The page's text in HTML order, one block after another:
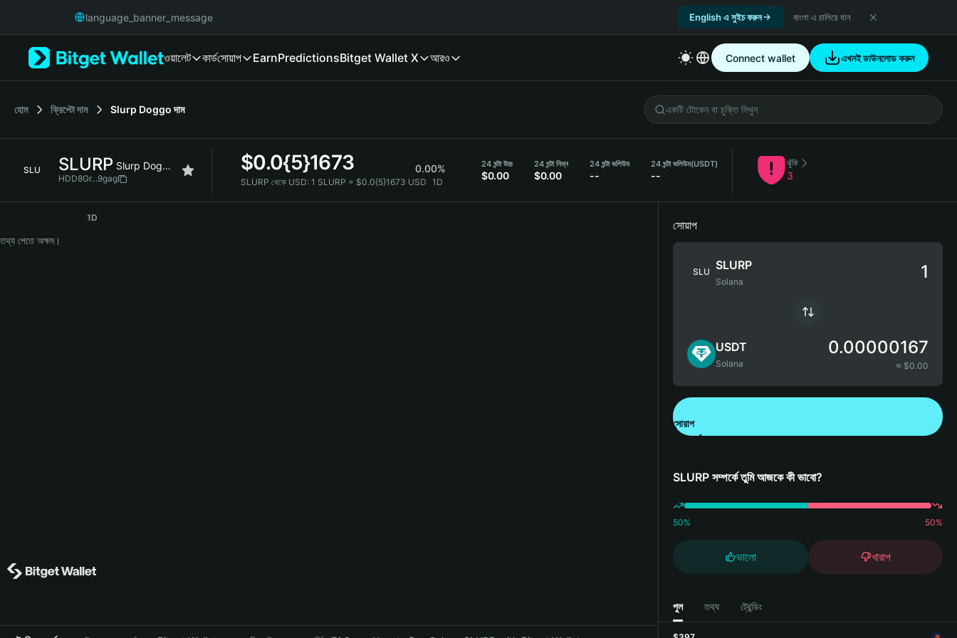
Русский
Italiano
Bahasa Indonesia
हिन्दी
language_banner_message English এ সুইচ করুন বাংলা এ চালিয়ে যান
ওয়ালেট কার্ডসোয়াপ EarnPredictionsBitget Wallet X আরও Connect wallet এখনই ডাউনলোড করুন
হোম ক্রিপ্টো দাম Slurp Doggo দাম
SLU SLURP Slurp Doggo
HDD8Gr...9gag
$0.0{5}1673 0.00%
SLURP থেকে USD: 1 SLURP = $0.0{5}1673 USD 1D
24 ঘন্টা উচ্চ
$0.00
24 ঘন্টা নিম্ন
$0.00
24 ঘন্টা ভলিউম
--
24 ঘন্টা ভলিউম(USDT)
--
ঝুঁকি
3
1D
তথ্য পেতে অক্ষম।
সোয়াপ
SLU SLURP
Solana
USDT
Solana
0.00000167
≈ $0.00
সোয়াপ
SLURP সম্পর্কে তুমি আজকে কী ভাবো?
50% 50%
ভালো খারাপ
পুল তথ্য ট্রেন্ডিং